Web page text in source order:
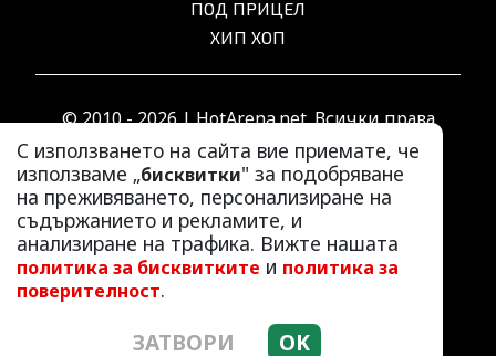
С използването на сайта вие приемате, че
използваме „бисквитки" за подобряване
на преживяването, персонализиране на
съдържанието и рекламите, и
анализиране на трафика. Вижте нашата
политика за бисквитките и политика за
поверителност.
ЗАТВОРИ OK
ПОД ПРИЦЕЛ
ХИП ХОП
© 2010 - 2026 | HotArena.net. Всички права
запазени.
РЕКЛАМА
КОНТАКТИ
ОБЩИ УСЛОВИЯ
ПОЛИТИКА ЗА ПОВЕРИТЕЛНОСТ
ПОЛИТИКА ЗА БИСКВИТКИТЕ